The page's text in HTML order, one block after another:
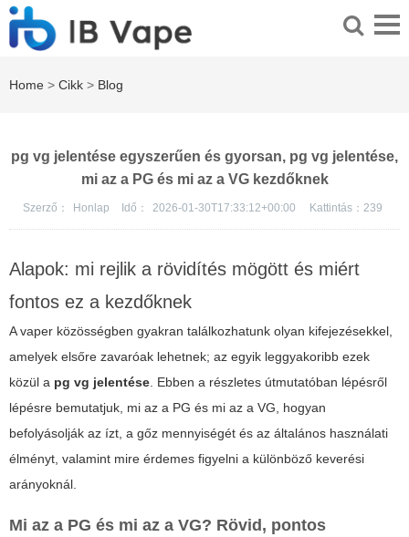
Home > Cikk > Blog
pg vg jelentése egyszerűen és gyorsan, pg vg jelentése,
mi az a PG és mi az a VG kezdőknek
Szerző： Honlap Idő： 2026-01-30T17:33:12+00:00 Kattintás： 239
Alapok: mi rejlik a rövidítés mögött és miért
fontos ez a kezdőknek
A vaper közösségben gyakran találkozhatunk olyan kifejezésekkel,
amelyek elsőre zavaróak lehetnek; az egyik leggyakoribb ezek
közül a pg vg jelentése. Ebben a részletes útmutatóban lépésről
lépésre bemutatjuk, mi az a PG és mi az a VG, hogyan
befolyásolják az ízt, a gőz mennyiségét és az általános használati
élményt, valamint mire érdemes figyelni a különböző keverési
arányoknál.
Mi az a PG és mi az a VG? Rövid, pontos